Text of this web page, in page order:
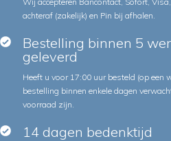
achteraf (zakelijk) en Pin bij afhalen.
Bestelling binnen 5
geleverd
Heeft u voor 17:00 uur besteld (op een
bestelling binnen enkele dagen
voorraad zijn.
14 dagen bedenktijd